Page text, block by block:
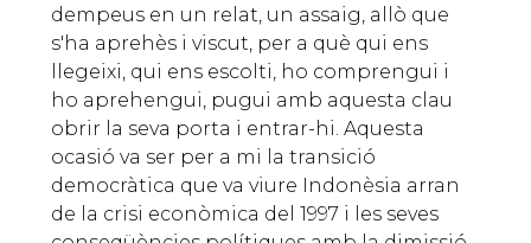
dempeus en un relat, un assaig, allò que
s'ha aprehès i viscut, per a què qui ens
llegeixi, qui ens escolti, ho comprengui i
ho aprehengui, pugui amb aquesta clau
obrir la seva porta i entrar-hi. Aquesta
ocasió va ser per a mi la transició
democràtica que va viure Indonèsia arran
de la crisi econòmica del 1997 i les seves